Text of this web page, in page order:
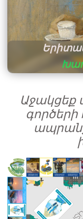
Աջակցեք